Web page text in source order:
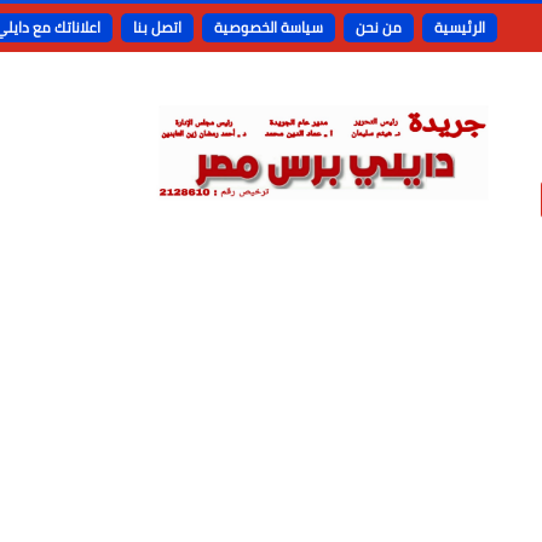
الرئيسية من نحن سياسة الخصوصية اتصل بنا اعلاناتك مع